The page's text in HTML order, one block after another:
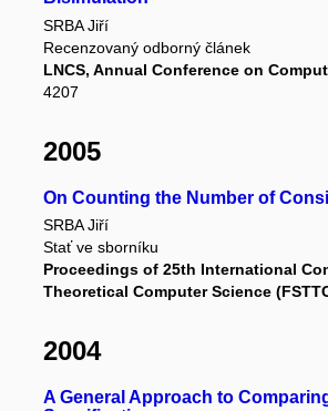
SRBA Jiří
Recenzovaný odborný článek
LNCS, Annual Conference on
4207
2005
On Counting the Number of
SRBA Jiří
Stať ve sborníku
Proceedings of 25th International
Theoretical Computer Science
2004
A General Approach to